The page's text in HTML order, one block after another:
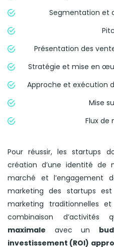
Segmentation et
Présentation des
Stratégie et mise en
Approche et exécution
Mise
Flux de
Pour réussir, les startups
création d’une identité de
marché et l’engagement
marketing des startups
marketing traditionnelles et
combinaison
maximale avec un
investissement (ROI)